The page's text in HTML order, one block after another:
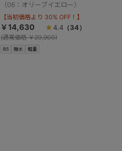
イバッグ 小 62101
（06：オリーブイエロー）
B5 撥水 軽量
【当初価格より 30% OFF！】
￥14,630
(通常価格￥20,900)
4.4 （34）